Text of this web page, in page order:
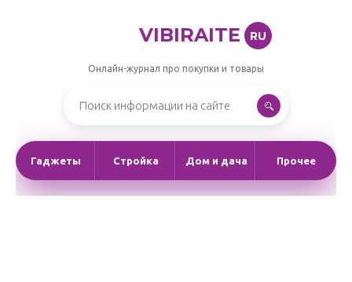
VIBIRAITE RU
Онлайн-журнал про покупки и товары
Гаджеты Стройка Дом и дача Прочее